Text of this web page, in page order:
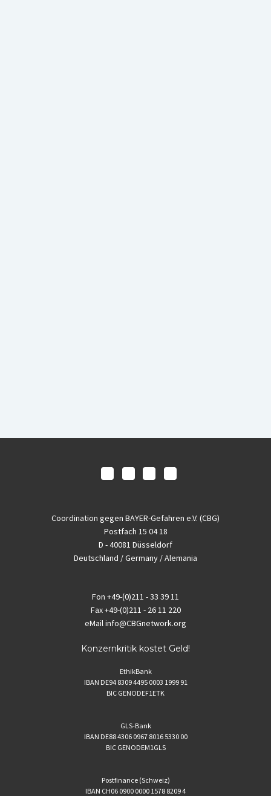
Coordination gegen BAYER-Gefahren e.V. (CBG)
Postfach 15 04 18
D - 40081 Düsseldorf
Deutschland / Germany / Alemania
Fon +49-(0)211 - 33 39 11
Fax+49-(0)211 - 26 11 220
eMailinfo@CBGnetwork.org
Konzernkritik kostet Geld!
EthikBank
IBAN DE94 8309 4495 0003 1999 91
BIC GENODEF1ETK
GLS-Bank
IBAN DE88 4306 0967 8016 5330 00
BIC GENODEM1GLS
Postfinance (Schweiz)
IBAN CH06 0900 0000 1578 8209 4